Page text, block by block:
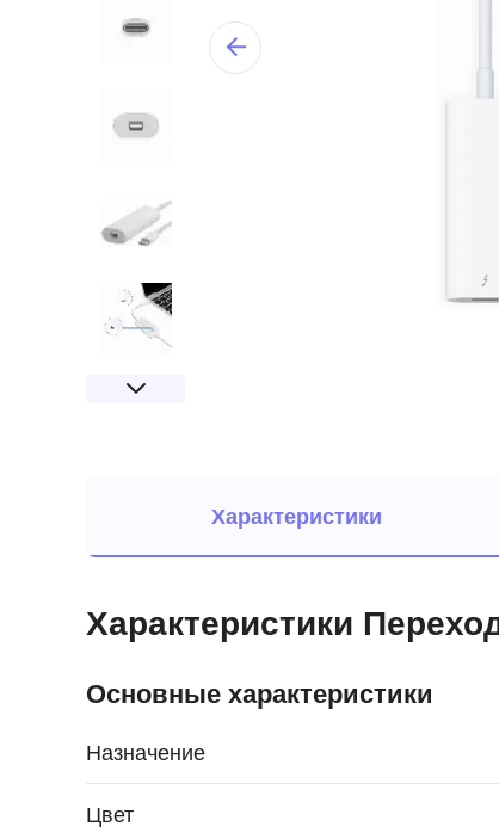
Характеристики
Характеристики
Основные характеристики
Назначение
Цвет